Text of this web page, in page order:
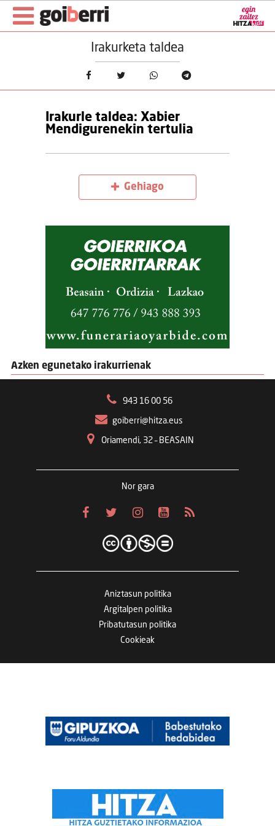
Irakurketa taldea
Irakurle taldea: Xabier
Mendigurenekin tertulia
Gehiago
Azken egunetako irakurrienak
943 16 00 56
goiberri@hitza.eus
Oriamendi, 32 – BEASAIN
Nor gara
Aniztasun politika
Argitalpen politika
Pribatutasun politika
Cookieak